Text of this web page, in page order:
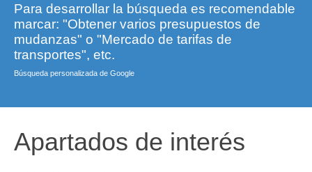
Para desarrollar la búsqueda es recomendable
marcar: "Obtener varios presupuestos de
mudanzas" o "Mercado de tarifas de
transportes", etc.
Búsqueda personalizada de Google
Apartados de interés